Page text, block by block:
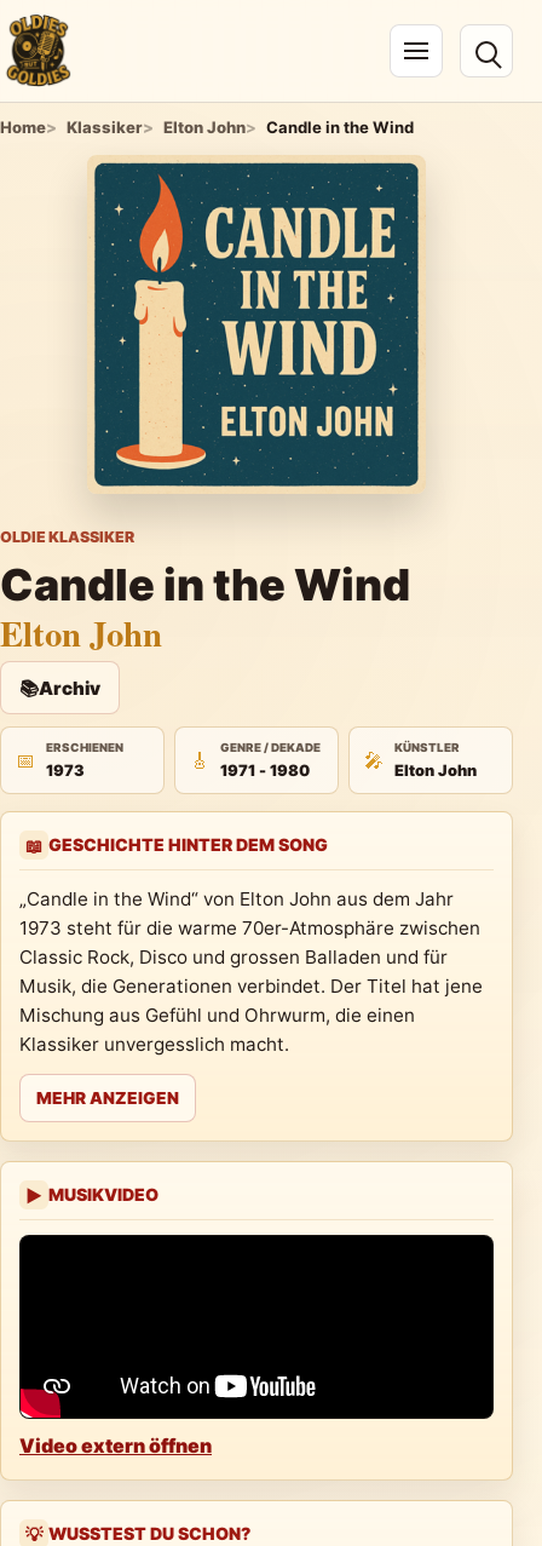
Navigation öffnen
Home Klassiker Elton John Candle in the Wind
OLDIE KLASSIKER
Candle in the Wind
Elton John
📚Archiv
📅
ERSCHIENEN
1973 🎸
GENRE / DEKADE
1971 - 1980 🎤
KÜNSTLER
Elton John
📖 GESCHICHTE HINTER DEM SONG
„Candle in the Wind“ von Elton John aus dem Jahr
1973 steht für die warme 70er-Atmosphäre zwischen
Classic Rock, Disco und grossen Balladen und für
Musik, die Generationen verbindet. Der Titel hat jene
Mischung aus Gefühl und Ohrwurm, die einen
Klassiker unvergesslich macht.
MEHR ANZEIGEN
▶ MUSIKVIDEO
Video extern öffnen
💡 WUSSTEST DU SCHON?